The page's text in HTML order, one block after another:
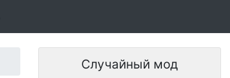
Случайный мод